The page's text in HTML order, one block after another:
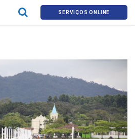
SERVIÇOS ONLINE